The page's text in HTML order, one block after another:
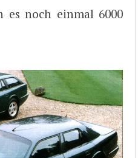
es noch einmal 6000